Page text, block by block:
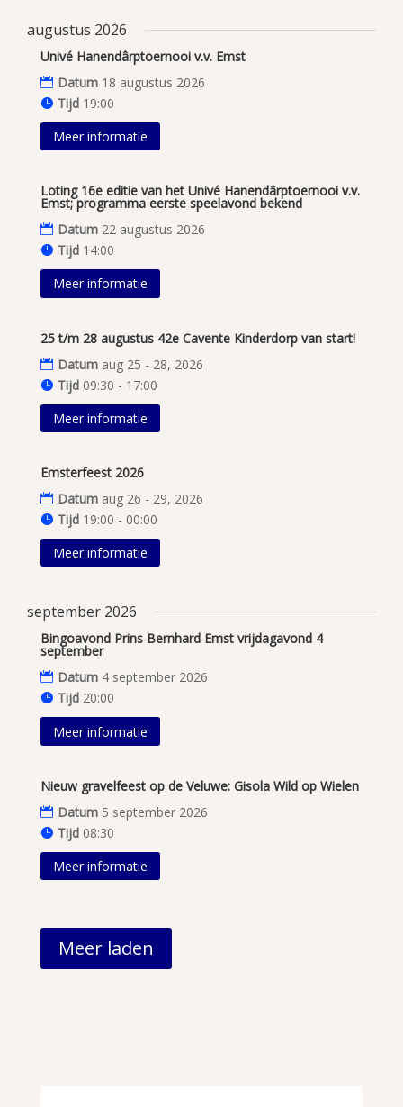
augustus 2026
Univé Hanendârptoernooi v.v. Emst
Datum 18 augustus 2026
Tijd 19:00
Meer informatie
Loting 16e editie van het Univé Hanendârptoernooi v.v.
Emst; programma eerste speelavond bekend
Datum 22 augustus 2026
Tijd 14:00
Meer informatie
25 t/m 28 augustus 42e Cavente Kinderdorp van start!
Datum aug 25 - 28, 2026
Tijd 09:30 - 17:00
Meer informatie
Emsterfeest 2026
Datum aug 26 - 29, 2026
Tijd 19:00 - 00:00
Meer informatie
september 2026
Bingoavond Prins Bernhard Emst vrijdagavond 4
september
Datum 4 september 2026
Tijd 20:00
Meer informatie
Nieuw gravelfeest op de Veluwe: Gisola Wild op Wielen
Datum 5 september 2026
Tijd 08:30
Meer informatie
Meer laden